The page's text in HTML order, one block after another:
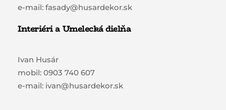
e-mail: fasady@husardekor.sk
Interiéri a Umelecká dielňa
Ivan Husár
mobil: 0903 740 607
e-mail: ivan@husardekor.sk